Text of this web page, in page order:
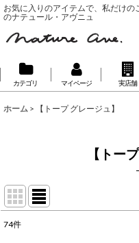
お気に入りのアイテムで、私だけ
のナテュール・アヴニュ
カテゴリ マイページ 実店舗
ホーム > 【トープ グレージュ】
【トー
74件